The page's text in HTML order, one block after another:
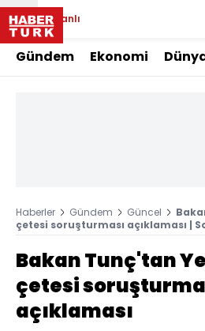
Canlı
Gündem Ekonomi
Haberler Gündem Güncel
çetesi soruşturması açıklaması |
Bakan Tunç'tan
çetesi
açıklaması